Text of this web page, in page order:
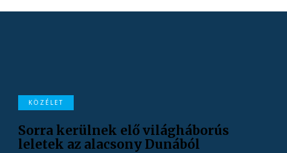
KÖZÉLET
Sorra kerülnek elő világháborús
leletek az alacsony Dunából